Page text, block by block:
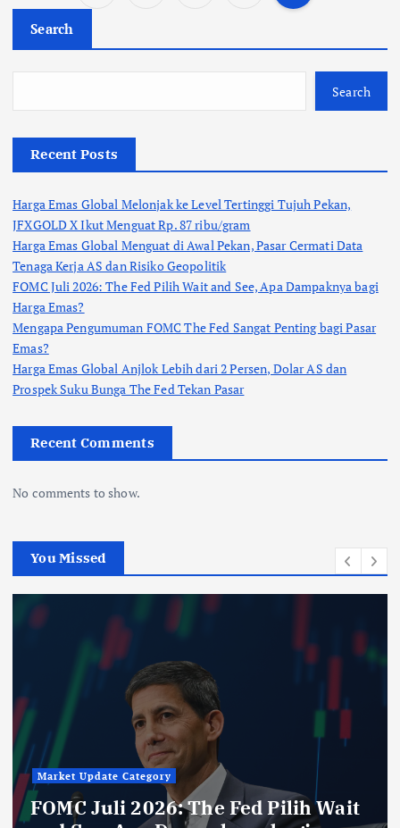
Search
Search
Recent Posts
Harga Emas Global Melonjak ke Level Tertinggi Tujuh Pekan,
JFXGOLD X Ikut Menguat Rp. 87 ribu/gram
Harga Emas Global Menguat di Awal Pekan, Pasar Cermati Data
Tenaga Kerja AS dan Risiko Geopolitik
FOMC Juli 2026: The Fed Pilih Wait and See, Apa Dampaknya bagi
Harga Emas?
Mengapa Pengumuman FOMC The Fed Sangat Penting bagi Pasar
Emas?
Harga Emas Global Anjlok Lebih dari 2 Persen, Dolar AS dan
Prospek Suku Bunga The Fed Tekan Pasar
Recent Comments
No comments to show.
You Missed
Market Update Category
Mengapa Pengumuman FOMC The